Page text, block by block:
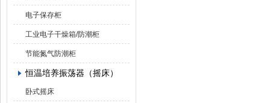
电子保存柜
工业电子干燥箱/防潮柜
节能氮气防潮柜
恒温培养振荡器（摇床）
卧式摇床